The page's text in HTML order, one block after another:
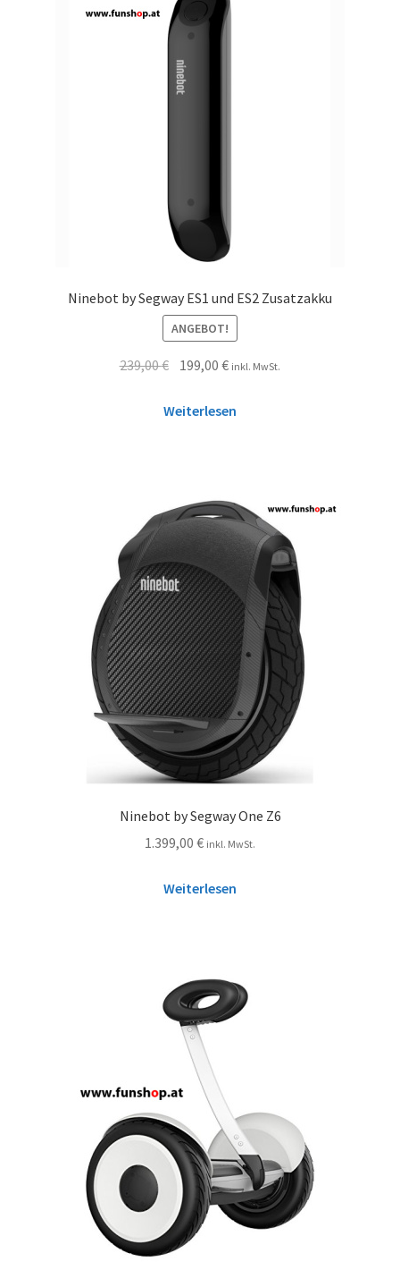
Ninebot by Segway ES1 und ES2 Zusatzakku
ANGEBOT!
239,00€ 199,00€ inkl. MwSt.
Weiterlesen
Ninebot by Segway One Z6
1.399,00 € inkl. MwSt.
Weiterlesen